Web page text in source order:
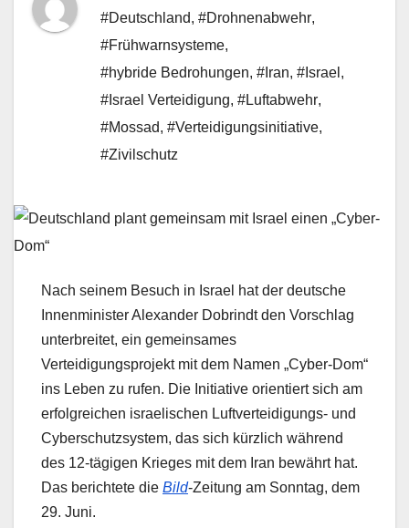
#Deutschland, #Drohnenabwehr,
#Frühwarnsysteme,
#hybride Bedrohungen, #Iran, #Israel ,
#Israel Verteidigung, #Luftabwehr,
#Mossad, #Verteidigungsinitiative,
#Zivilschutz
Nach seinem Besuch in Israel hat der deutsche
Innenminister Alexander Dobrindt den Vorschlag
unterbreitet, ein gemeinsames
Verteidigungsprojekt mit dem Namen „Cyber-Dom“
ins Leben zu rufen. Die Initiative orientiert sich am
erfolgreichen israelischen Luftverteidigungs- und
Cyberschutzsystem, das sich kürzlich während
des 12-tägigen Krieges mit dem Iran bewährt hat.
Das berichtete die Bild-Zeitung am Sonntag, dem
29. Juni.